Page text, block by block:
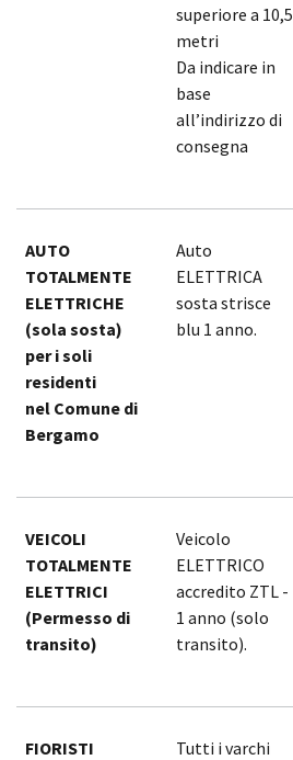
superiore a 10,5
metri
Da indicare in
base
all’indirizzo di
consegna
AUTO
TOTALMENTE
ELETTRICHE
(sola sosta)
per i soli
residenti
nel Comune di
Bergamo
Auto
ELETTRICA
sosta strisce
blu 1 anno.
VEICOLI
TOTALMENTE
ELETTRICI
(Permesso di
transito)
Veicolo
ELETTRICO
accredito ZTL -
1 anno (solo
transito).
FIORISTI Tutti i varchi